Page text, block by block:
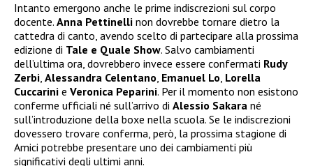
Intanto emergono anche le prime indiscrezioni sul corpo
docente. Anna Pettinelli non dovrebbe tornare dietro la
cattedra di canto, avendo scelto di partecipare alla prossima
edizione di Tale e Quale Show. Salvo cambiamenti
dell’ultima ora, dovrebbero invece essere confermati Rudy
Zerbi, Alessandra Celentano, Emanuel Lo, Lorella
Cuccarini e Veronica Peparini. Per il momento non esistono
conferme ufficiali né sull’arrivo di Alessio Sakara né
sull’introduzione della boxe nella scuola. Se le indiscrezioni
dovessero trovare conferma, però, la prossima stagione di
Amici potrebbe presentare uno dei cambiamenti più
significativi degli ultimi anni.